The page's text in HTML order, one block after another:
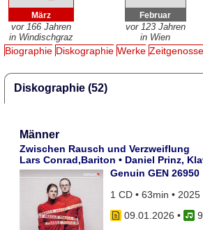
März
vor 166 Jahren
in Windischgraz
Februar
vor 123 Jahren
in Wien
Biographie Diskographie Werke
Diskographie (52)
Männer
Zwischen Rausch und Verzweiflung
Lars Conrad,Bariton • Daniel Prinz,
Genuin GEN 26950
1 CD • 63min • 2025
09.01.2026 •